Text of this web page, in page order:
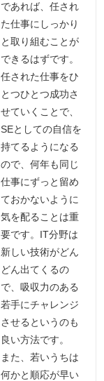
であれば、任され
た仕事にしっかり
と取り組むことが
できるはずです。
任された仕事をひ
とつひとつ成功さ
せていくことで、
SEとしての自信を
持てるようになる
ので、何年も同じ
仕事にずっと留め
ておかないように
気を配ることは重
要です。IT分野は
新しい技術がどん
どん出てくるの
で、吸収力のある
若手にチャレンジ
させるというのも
良い方法です。
また、若いうちは
何かと順応が早い